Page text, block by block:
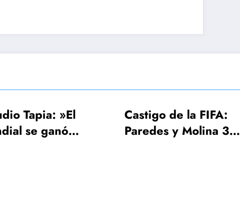
de la FIFA:
y Molina 3
FIFA, Conmebol y
UEFA estudian el